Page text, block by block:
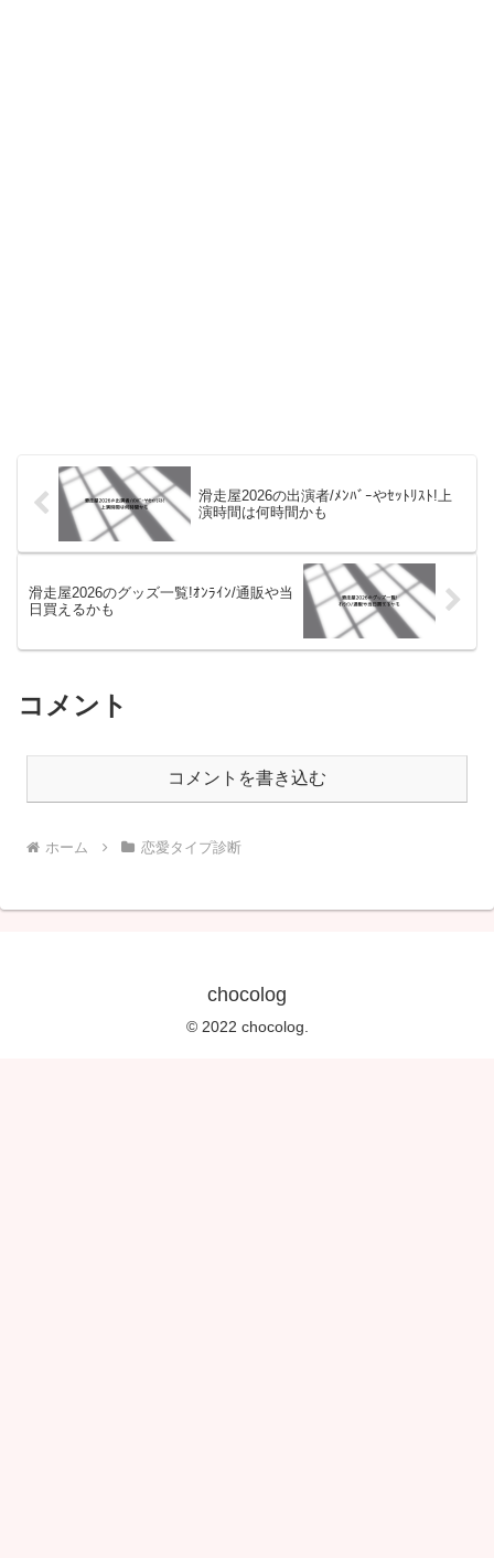
滑走屋2026の出演者/ﾒﾝﾊﾞｰやｾｯﾄﾘｽﾄ!上
演時間は何時間かも
滑走屋2026のグッズ一覧!ｵﾝﾗｲﾝ/通販や当
日買えるかも
コメント
コメントを書き込む
ホーム 恋愛タイプ診断
chocolog
© 2022 chocolog.